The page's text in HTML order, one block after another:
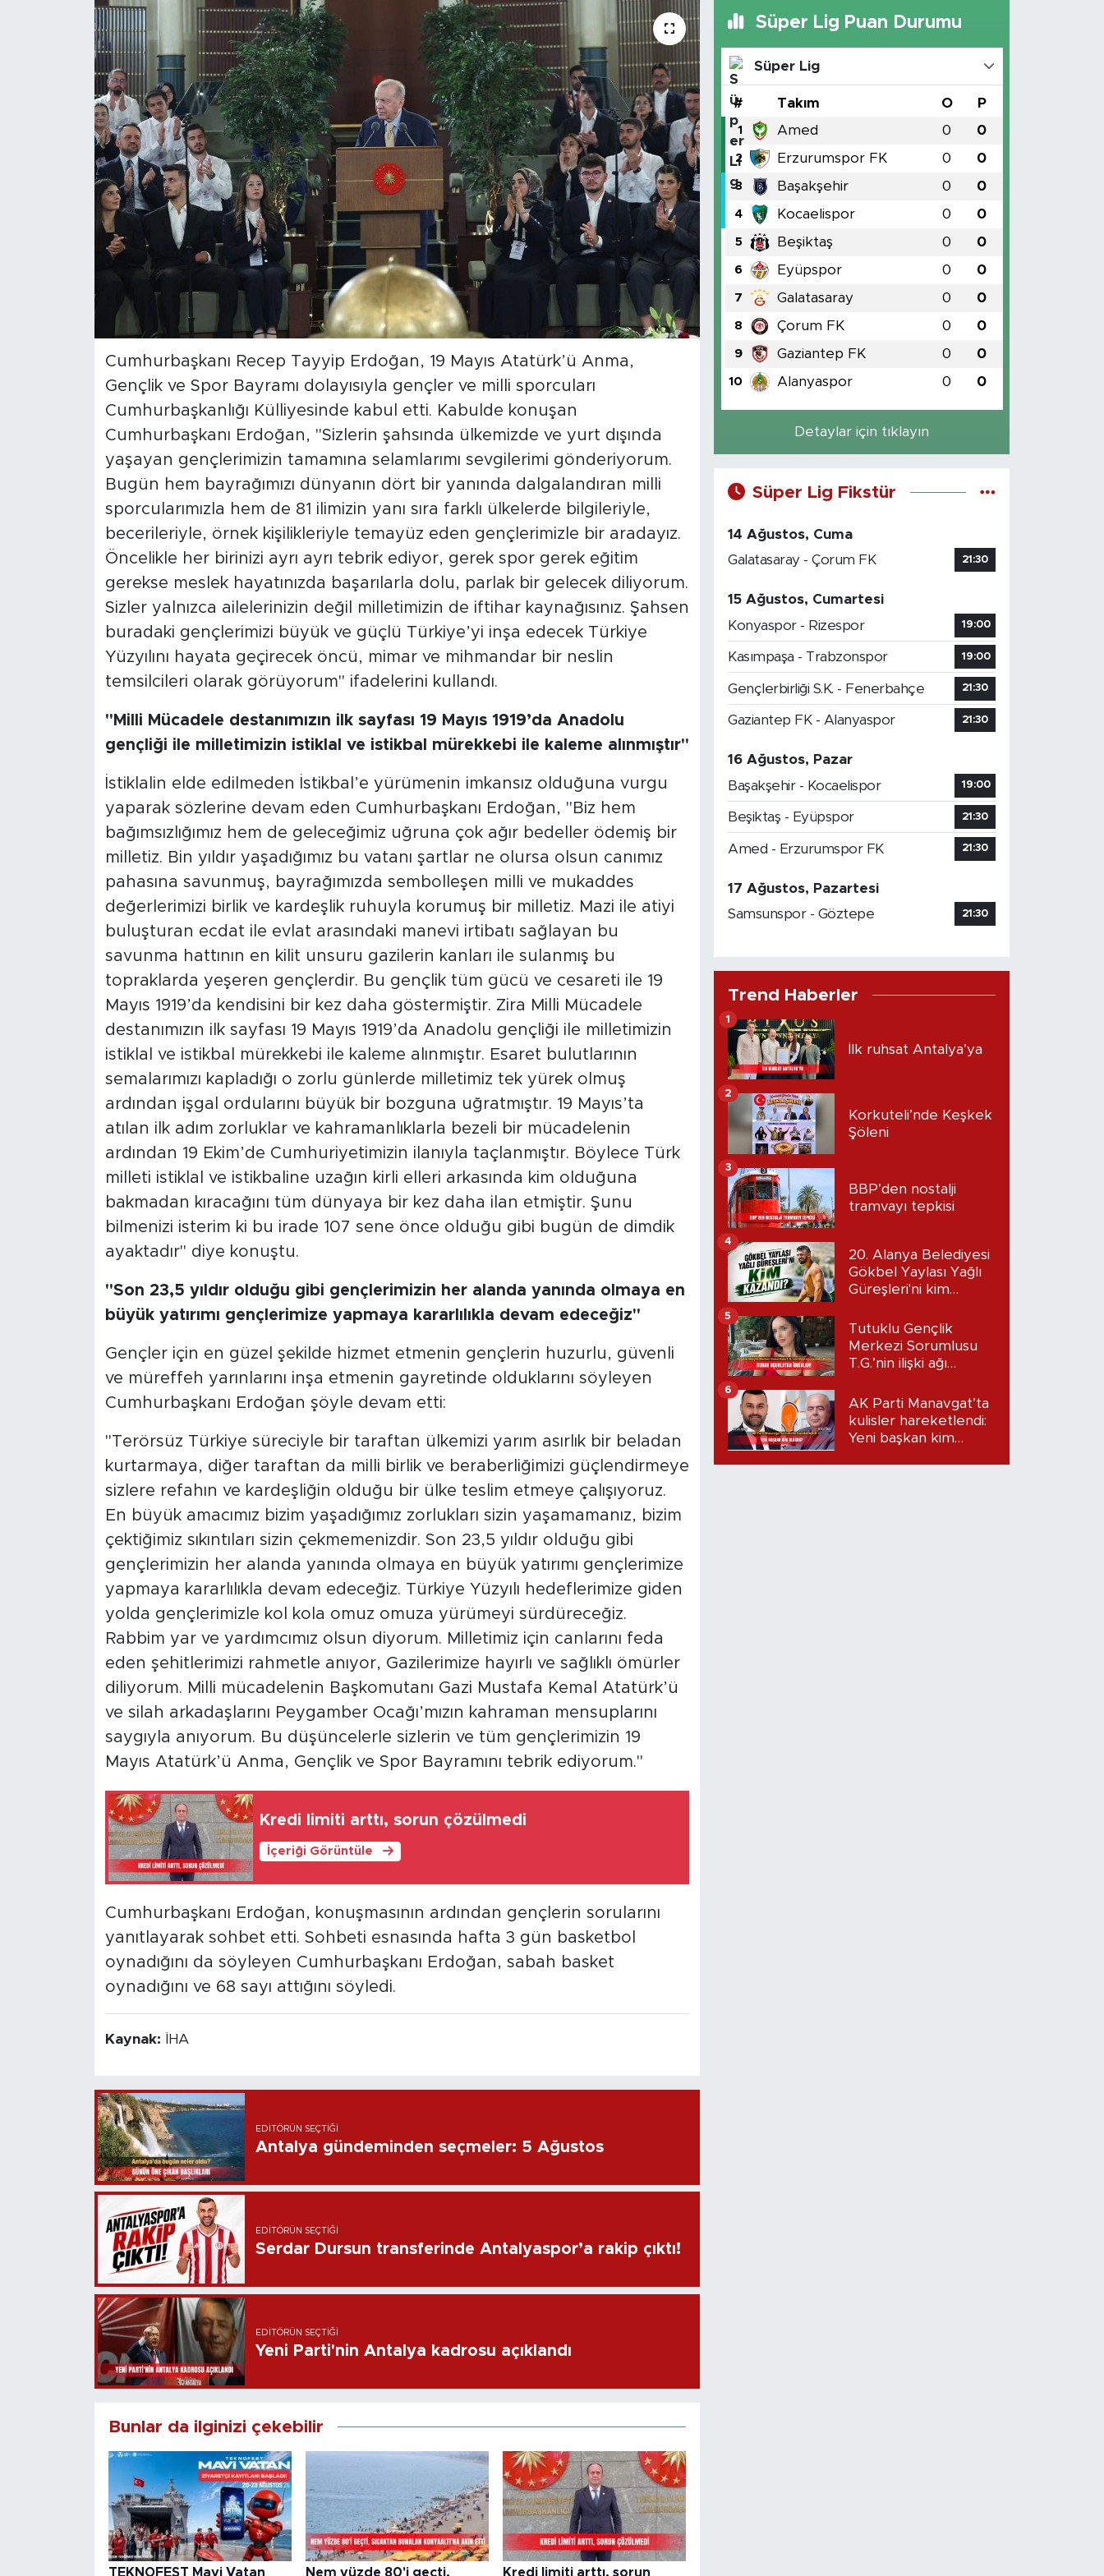
Cumhurbaşkanı Recep Tayyip Erdoğan, 19 Mayıs Atatürk’ü Anma,
Gençlik ve Spor Bayramı dolayısıyla gençler ve milli sporcuları
Cumhurbaşkanlığı Külliyesinde kabul etti. Kabulde konuşan
Cumhurbaşkanı Erdoğan, "Sizlerin şahsında ülkemizde ve yurt dışında
yaşayan gençlerimizin tamamına selamlarımı sevgilerimi gönderiyorum.
Bugün hem bayrağımızı dünyanın dört bir yanında dalgalandıran milli
sporcularımızla hem de 81 ilimizin yanı sıra farklı ülkelerde bilgileriyle,
becerileriyle, örnek kişilikleriyle temayüz eden gençlerimizle bir aradayız.
Öncelikle her birinizi ayrı ayrı tebrik ediyor, gerek spor gerek eğitim
gerekse meslek hayatınızda başarılarla dolu, parlak bir gelecek diliyorum.
Sizler yalnızca ailelerinizin değil milletimizin de iftihar kaynağısınız. Şahsen
buradaki gençlerimizi büyük ve güçlü Türkiye’yi inşa edecek Türkiye
Yüzyılını hayata geçirecek öncü, mimar ve mihmandar bir neslin
temsilcileri olarak görüyorum" ifadelerini kullandı.
"Milli Mücadele destanımızın ilk sayfası 19 Mayıs 1919’da Anadolu
gençliği ile milletimizin istiklal ve istikbal mürekkebi ile kaleme alınmıştır"
İstiklalin elde edilmeden İstikbal’e yürümenin imkansız olduğuna vurgu
yaparak sözlerine devam eden Cumhurbaşkanı Erdoğan, "Biz hem
bağımsızlığımız hem de geleceğimiz uğruna çok ağır bedeller ödemiş bir
milletiz. Bin yıldır yaşadığımız bu vatanı şartlar ne olursa olsun canımız
pahasına savunmuş, bayrağımızda sembolleşen milli ve mukaddes
değerlerimizi birlik ve kardeşlik ruhuyla korumuş bir milletiz. Mazi ile atiyi
buluşturan ecdat ile evlat arasındaki manevi irtibatı sağlayan bu
savunma hattının en kilit unsuru gazilerin kanları ile sulanmış bu
topraklarda yeşeren gençlerdir. Bu gençlik tüm gücü ve cesareti ile 19
Mayıs 1919’da kendisini bir kez daha göstermiştir. Zira Milli Mücadele
destanımızın ilk sayfası 19 Mayıs 1919’da Anadolu gençliği ile milletimizin
istiklal ve istikbal mürekkebi ile kaleme alınmıştır. Esaret bulutlarının
semalarımızı kapladığı o zorlu günlerde milletimiz tek yürek olmuş
ardından işgal ordularını büyük bir bozguna uğratmıştır. 19 Mayıs’ta
atılan ilk adım zorluklar ve kahramanlıklarla bezeli bir mücadelenin
ardından 19 Ekim’de Cumhuriyetimizin ilanıyla taçlanmıştır. Böylece Türk
milleti istiklal ve istikbaline uzağın kirli elleri arkasında kim olduğuna
bakmadan kıracağını tüm dünyaya bir kez daha ilan etmiştir. Şunu
bilmenizi isterim ki bu irade 107 sene önce olduğu gibi bugün de dimdik
ayaktadır" diye konuştu.
"Son 23,5 yıldır olduğu gibi gençlerimizin her alanda yanında olmaya en
büyük yatırımı gençlerimize yapmaya kararlılıkla devam edeceğiz"
Gençler için en güzel şekilde hizmet etmenin gençlerin huzurlu, güvenli
ve müreffeh yarınlarını inşa etmenin gayretinde olduklarını söyleyen
Cumhurbaşkanı Erdoğan şöyle devam etti:
"Terörsüz Türkiye süreciyle bir taraftan ülkemizi yarım asırlık bir beladan
kurtarmaya, diğer taraftan da milli birlik ve beraberliğimizi güçlendirmeye
sizlere refahın ve kardeşliğin olduğu bir ülke teslim etmeye çalışıyoruz.
En büyük amacımız bizim yaşadığımız zorlukları sizin yaşamamanız, bizim
çektiğimiz sıkıntıları sizin çekmemenizdir. Son 23,5 yıldır olduğu gibi
gençlerimizin her alanda yanında olmaya en büyük yatırımı gençlerimize
yapmaya kararlılıkla devam edeceğiz. Türkiye Yüzyılı hedeflerimize giden
yolda gençlerimizle kol kola omuz omuza yürümeyi sürdüreceğiz.
Rabbim yar ve yardımcımız olsun diyorum. Milletimiz için canlarını feda
eden şehitlerimizi rahmetle anıyor, Gazilerimize hayırlı ve sağlıklı ömürler
diliyorum. Milli mücadelenin Başkomutanı Gazi Mustafa Kemal Atatürk’ü
ve silah arkadaşlarını Peygamber Ocağı’mızın kahraman mensuplarını
saygıyla anıyorum. Bu düşüncelerle sizlerin ve tüm gençlerimizin 19
Mayıs Atatürk’ü Anma, Gençlik ve Spor Bayramını tebrik ediyorum."
Kredi limiti arttı, sorun çözülmedi
İçeriği Görüntüle
Cumhurbaşkanı Erdoğan, konuşmasının ardından gençlerin sorularını
yanıtlayarak sohbet etti. Sohbeti esnasında hafta 3 gün basketbol
oynadığını da söyleyen Cumhurbaşkanı Erdoğan, sabah basket
oynadığını ve 68 sayı attığını söyledi.
Kaynak: İHA
EDITÖRÜN SEÇTIĞI
Antalya gündeminden seçmeler: 5 Ağustos
EDITÖRÜN SEÇTIĞI
Serdar Dursun transferinde Antalyaspor’a rakip çıktı!
EDITÖRÜN SEÇTIĞI
Yeni Parti'nin Antalya kadrosu açıklandı
Bunlar da ilginizi çekebilir
TEKNOFEST Mavi Vatan Nem yüzde 80'i geçti, Kredi limiti arttı, sorun
Süper Lig Puan Durumu
Süper Lig
# Takım O P
1 Amed 0 0
2 Erzurumspor FK 0 0
3 Başakşehir 0 0
4 Kocaelispor 0 0
5 Beşiktaş 0 0
6 Eyüpspor 0 0
7 Galatasaray 0 0
8 Çorum FK 0 0
9 Gaziantep FK 0 0
10 Alanyaspor 0 0
Detaylar için tıklayın
Süper Lig Fikstür
14 Ağustos, Cuma
Galatasaray - Çorum FK
21:30
15 Ağustos, Cumartesi
Konyaspor - Rizespor
19:00
Kasımpaşa - Trabzonspor 19:00
Gençlerbirliği S.K. - Fenerbahçe 21:30
Gaziantep FK - Alanyaspor 21:30
16 Ağustos, Pazar
Başakşehir - Kocaelispor
19:00
Beşiktaş - Eyüpspor 21:30
Amed - Erzurumspor FK 21:30
17 Ağustos, Pazartesi
Samsunspor - Göztepe
21:30
Trend Haberler
İlk ruhsat Antalya’ya
1
Korkuteli’nde Keşkek
Şöleni
2
BBP’den nostalji
tramvayı tepkisi
3
20. Alanya Belediyesi
Gökbel Yaylası Yağlı
Güreşleri'ni kim
4
Tutuklu Gençlik
Merkezi Sorumlusu
T.G.’nin ilişki ağı
Dudak uçuklatan
iddialar!
5
AK Parti Manavgat’ta
kulisler hareketlendi:
Yeni başkan kim
6
Magazin
Özel Haber
Politika
Resmi İlanlar